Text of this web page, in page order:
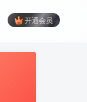
开通会员